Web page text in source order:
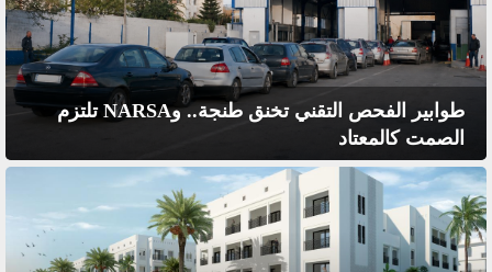
طوابير الفحص التقني تخنق طنجة.. وNARSA تلتزم
الصمت كالمعتاد